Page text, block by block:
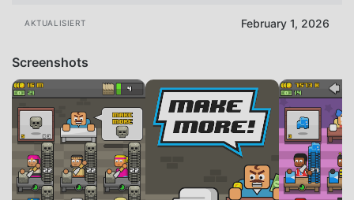
AKTUALISIERT February 1, 2026
Screenshots